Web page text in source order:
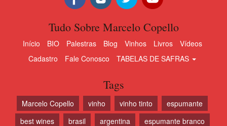
Tudo Sobre Marcelo Copello
Início BIO Palestras Blog Vinhos Livros
Vídeos
Cadastro
Fale Conosco TABELAS DE SAFRAS
Tags
Marcelo Copello vinho vinho tinto
espumante
best wines
brasil argentina espumante branco